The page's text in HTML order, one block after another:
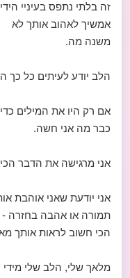
זה בלתי נתפס בעיניי
אמשיך לאהוב אותך לא
משנה מה.
הלב יודע לעיתים כל כך
אם רק היו את המילים
כבר מה אני חשה.
אני מרגישה את הדבר הכי
אני יודעת שאני אוהבת
תמורה או אהבה בחזרה -
הכי חשוב לראות אותך
מלאך שלי, הלב שלי מידי